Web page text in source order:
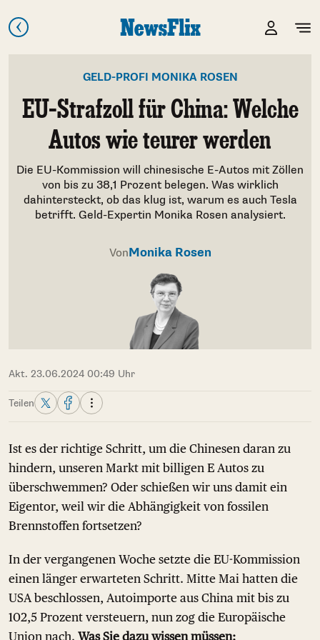
GELD-PROFI MONIKA ROSEN
EU-Strafzoll für China: Welche
Autos wie teurer werden
Die EU-Kommission will chinesische E-Autos mit Zöllen
von bis zu 38,1 Prozent belegen. Was wirklich
dahintersteckt, ob das klug ist, warum es auch Tesla
betrifft. Geld-Expertin Monika Rosen analysiert.
VonMonika Rosen
Akt. 23.06.2024 00:49 Uhr
Teilen
Ist es der richtige Schritt, um die Chinesen daran zu
hindern, unseren Markt mit billigen E Autos zu
überschwemmen? Oder schießen wir uns damit ein
Eigentor, weil wir die Abhängigkeit von fossilen
Brennstoffen fortsetzen?
In der vergangenen Woche setzte die EU-Kommission
einen länger erwarteten Schritt. Mitte Mai hatten die
USA beschlossen, Autoimporte aus China mit bis zu
102,5 Prozent versteuern, nun zog die Europäische
Union nach. Was Sie dazu wissen müssen: